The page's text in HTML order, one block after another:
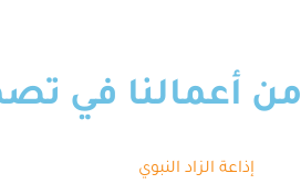
من أعمالنا في
إذاعة الزاد النبوي